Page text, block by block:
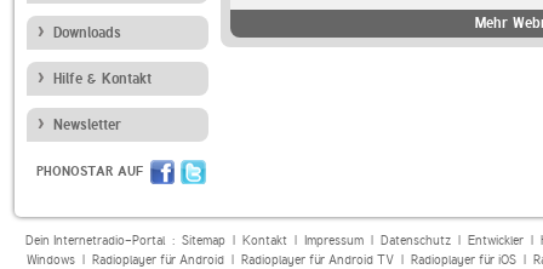
Downloads
Hilfe & Kontakt
Newsletter
PHONOSTAR AUF
Mehr
Dein Internetradio-Portal : Sitemap| Kontakt| Impressum| Datenschutz| Entwickler|
Windows| Radioplayer für Android| Radioplayer für Android TV| Radioplayer für iOS|